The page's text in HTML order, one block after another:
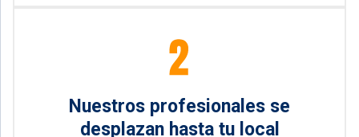
Nuestros profesionales se
desplazan hasta tu local